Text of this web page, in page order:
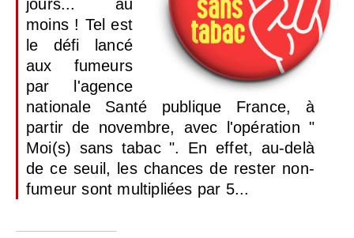
jours... au
moins ! Tel est
le défi lancé
aux fumeurs
par l'agence
nationale Santé publique France, à
partir de novembre, avec l'opération "
Moi(s) sans tabac ". En effet, au-delà
de ce seuil, les chances de rester non-
fumeur sont multipliées par 5...